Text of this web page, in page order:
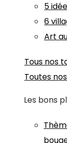
5
6
Art
Tous nos
Toutes
Les bons